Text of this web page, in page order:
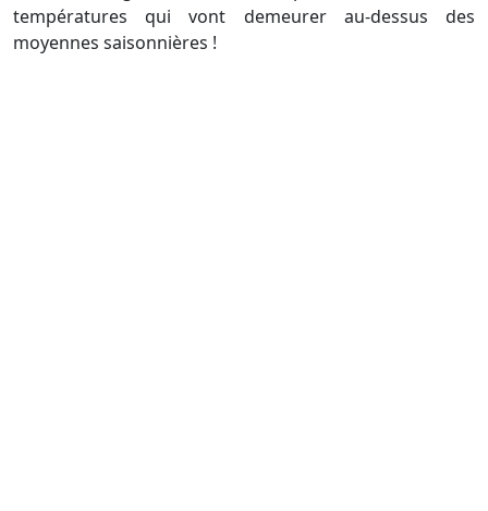
températures qui vont demeurer au-dessus des
moyennes saisonnières !